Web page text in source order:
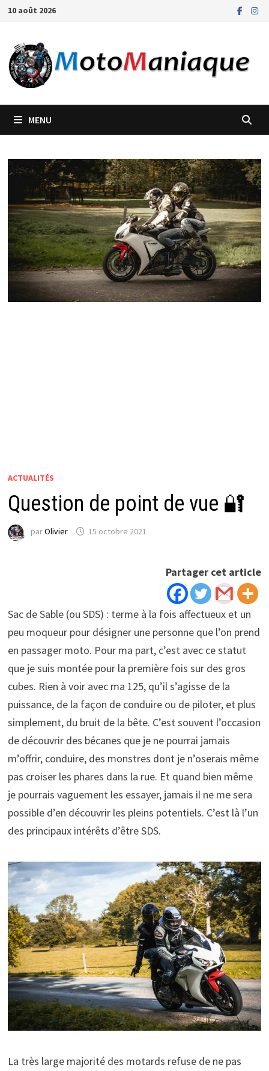
Passer
contenu
10 août 2026
MENU
ACTUALITÉS
Question de point de vue 🔐
parOlivier 15 octobre 2021
Partager cet article
Sac de Sable (ou SDS) : terme à la fois affectueux et un
peu moqueur pour désigner une personne que l’on prend
en passager moto. Pour ma part, c’est avec ce statut
que je suis montée pour la première fois sur des gros
cubes. Rien à voir avec ma 125, qu’il s’agisse de la
puissance, de la façon de conduire ou de piloter, et plus
simplement, du bruit de la bête. C’est souvent l’occasion
de découvrir des bécanes que je ne pourrai jamais
m’offrir, conduire, des monstres dont je n’oserais même
pas croiser les phares dans la rue. Et quand bien même
je pourrais vaguement les essayer, jamais il ne me sera
possible d’en découvrir les pleins potentiels. C’est là l’un
des principaux intérêts d’être SDS.
La très large majorité des motards refuse de ne pas